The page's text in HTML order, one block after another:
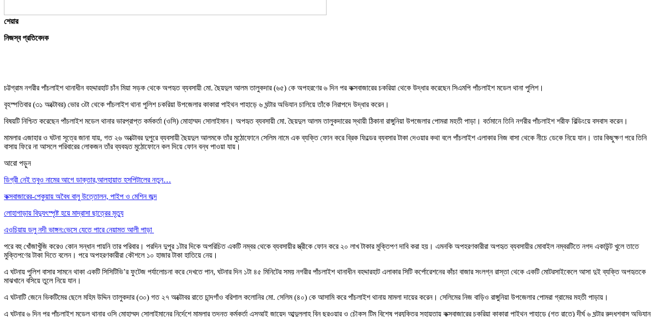
শেয়ার
নিজস্ব প্রতিবেদক
চট্টগ্রাম নগরীর পাঁচলাইশ থানাধীন বহদ্দারহাট চাঁন মিয়া সড়ক থেকে অপহৃত ব্যবসায়ী মো. ছৈয়দুল আলম তালুকদার (৬৫) কে অপহরণের ৬ দিন পর কক্সবাজারের চকরিয়া থেকে উদ্ধার করেছেন সিএমপি পাঁচলাইশ মডেল থানা পুলিশ।
বৃহস্পতিবার (৩১ অক্টোবর) ভোর ৩টা থেকে পাঁচলাইশ থানা পুলিশ চকরিয়া উপজেলার কাকারা পাইথন পাহাড়ে ৬ ঘন্টার অভিযান চালিয়ে তাঁকে নিরাপদে উদ্ধার করেন।
বিষয়টি নিশ্চিত করেছেন পাঁচলাইশ মডেল থানার ভারপ্রাপ্ত কর্মকর্তা (ওসি) মোহাম্মদ সোলাইমান। অপহৃত ব্যবসায়ী মো. ছৈয়দুল আলম তালুকদারের স্থায়ী ঠিকানা রাঙ্গুনিয়া উপজেলার পোমরা মহতী পাড়া। বর্তমানে তিনি নগরীর পাঁচলাইশ শরীফ বিল্ডিংয়ে বসবাস করেন।
মামলার এজাহার ও ঘটনা সূত্রে জানা যায়, গত ২৬ অক্টোবর দুপুরে ব্যবসায়ী ছৈয়দুল আলমকে তাঁর মুঠোফোনে সেলিম নামে এক ব্যক্তি ফোন করে ব্রিক ফিল্ডের ব্যবসার টাকা দেওয়ার কথা বলে পাঁচলাইশ এলাকার নিজ বাসা থেকে নীচে ডেকে নিয়ে যান। তার কিছুক্ষণ পরে তিনি
বাসায় ফিরে না আসলে পরিবারের লোকজন তাঁর ব্যবহৃত মুঠোফোনে কল দিয়ে ফোন বন্ধ পাওয়া যায়।
আরো পড়ুন
ডিগ্রী নেই তবুও নামের আগে ডাক্তার,আলহায়াত হসপিটালের নতুন…
কক্সবাজারের-পেকুয়ায় অবৈধ বালু উত্তোলন, পাইপ ও মেশিন জব্দ
লোহাগাড়ায় বিদ্যুৎস্পৃষ্ট হয়ে মাদ্রাসা ছাত্রের মৃত্যু
এওচিয়ায় ডলু নদী ভাঙ্গন:ভেসে যেতে পারে নেয়ামত আলী পাড়া
পরে বহু খোঁজাখুঁজি করেও কোন সন্ধান পায়নি তার পরিবার। পরদিন দুপুর ১টার দিকে অপরিচিত একটি নম্বর থেকে ব্যবসায়ীর স্ত্রীকে ফোন করে ২০ লাখ টাকার মুক্তিপণ দাবি করা হয়। এমনকি অপহরণকারীরা অপহৃত ব্যবসায়ীর মোবাইল নম্বরটিতে নগদ একাউন্ট খুলে তাতে
মুক্তিপণের টাকা দিতে বলেন। পরে অপহরণকারীরা কৌশলে ১০ হাজার টাকা হাতিয়ে নেয়।
এ ঘটনায় পুলিশ বাসার সামনে থাকা একটি সিসিটিভি’র ফুটেজ পর্যালোচনা করে দেখতে পান, ঘটনার দিন ১টা ৪৫ মিনিটের সময় নগরীর পাঁচলাইশ থানাধীন বহদ্দারহাট এলাকার সিটি কর্পোরেশনের কাঁচা বাজার সংলগ্ন রাস্তা থেকে একটি মোটরসাইকেলে আসা দুই ব্যক্তি অপহৃতকে
মাঝখানে বসিয়ে তুলে নিয়ে যান।
এ ঘটনাটি জেনে ভিকটিমের ছেলে মহিম উদ্দিন তালুকদার (৩০) গত ২৭ অক্টোবর রাতে চান্দগাঁও বরিশাল কলোনির মো. সেলিম (৪০) কে আসামি করে পাঁচলাইশ থানায় মামলা দায়ের করেন। সেলিমের নিজ বাড়িও রাঙ্গুনিয়া উপজেলার পোমরা গ্রামের মহতী পাড়ায়।
এ ঘটনার ৬ দিন পর পাঁচলাইশ মডেল থানার ওসি মোহাম্মদ সোলাইমানের নির্দেশে মামলার তদন্ত কর্মকর্তা এসআই জায়েদ আব্দুল্লাহ বিন ছরওয়ার ও চৌকস টিম বিশেষ প্রযুক্তির সহায়তায় কক্সবাজারের চকরিয়া কাকারা পাইথন পাহাড়ে (গত রাতে) দীর্ঘ ৬ ঘন্টার রুদ্ধশ্বাস অভিযান